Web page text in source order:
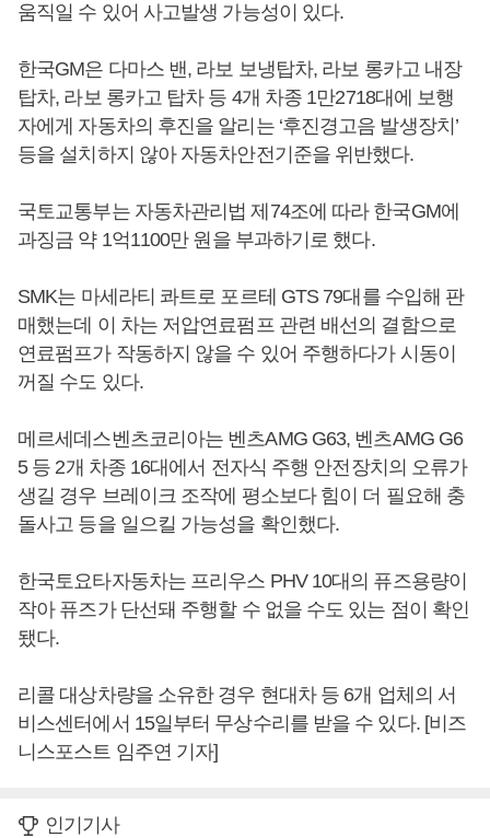
움직일 수 있어 사고발생 가능성이 있다.
한국GM은 다마스 밴, 라보 보냉탑차, 라보 롱카고 내장
탑차, 라보 롱카고 탑차 등 4개 차종 1만2718대에 보행
자에게 자동차의 후진을 알리는 ‘후진경고음 발생장치’
등을 설치하지 않아 자동차안전기준을 위반했다.
국토교통부는 자동차관리법 제74조에 따라 한국GM에
과징금 약 1억1100만 원을 부과하기로 했다.
SMK는 마세라티 콰트로 포르테 GTS 79대를 수입해 판
매했는데 이 차는 저압연료펌프 관련 배선의 결함으로
연료펌프가 작동하지 않을 수 있어 주행하다가 시동이
꺼질 수도 있다.
메르세데스벤츠코리아는 벤츠AMG G63, 벤츠AMG G6
5 등 2개 차종 16대에서 전자식 주행 안전장치의 오류가
생길 경우 브레이크 조작에 평소보다 힘이 더 필요해 충
돌사고 등을 일으킬 가능성을 확인했다.
한국토요타자동차는 프리우스 PHV 10대의 퓨즈용량이
작아 퓨즈가 단선돼 주행할 수 없을 수도 있는 점이 확인
됐다.
리콜 대상차량을 소유한 경우 현대차 등 6개 업체의 서
비스센터에서 15일부터 무상수리를 받을 수 있다. [비즈
니스포스트 임주연 기자]
인기기사